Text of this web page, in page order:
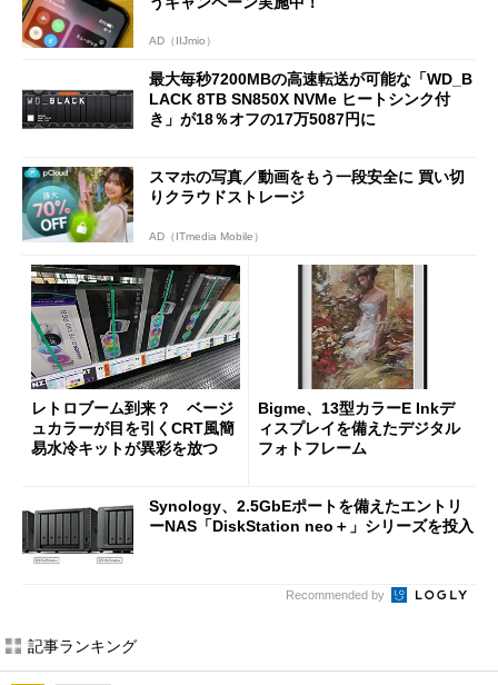
AD（IIJmio）
最大毎秒7200MBの高速転送が可能な「WD_B
LACK 8TB SN850X NVMe ヒートシンク付
き」が18％オフの17万5087円に
スマホの写真／動画をもう一段安全に 買い切
りクラウドストレージ
AD（ITmedia Mobile）
レトロブーム到来？ ベージ
ュカラーが目を引くCRT風簡
易水冷キットが異彩を放つ
Bigme、13型カラーE Inkデ
ィスプレイを備えたデジタル
フォトフレーム
Synology、2.5GbEポートを備えたエントリ
ーNAS「DiskStation neo＋」シリーズを投入
Recommended by
記事ランキング